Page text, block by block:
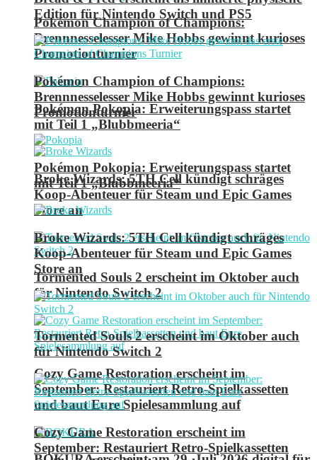
Pokémon Champion of Champions:
Brennnesselesser Mike Hobbs gewinnt kurioses
Promotionturnier
Pokémon Pokopia: Erweiterungspass startet
mit Teil 1 „Blubbmeeria“
Broke Wizards: 5TH Cell kündigt schräges
Koop-Abenteuer für Steam und Epic Games
Store an
Tormented Souls 2 erscheint im Oktober auch
für Nintendo Switch 2
Cozy Game Restoration erscheint im
September: Restauriert Retro-Spielkassetten
und baut Eure Spielesammlung auf
Edition für Nintendo Switch und PS5
Pokémon Champion of Champions:
Brennnesselesser Mike Hobbs gewinnt kurioses
Promotionturnier
Pokémon Pokopia: Erweiterungspass startet
mit Teil 1 „Blubbmeeria“
Broke Wizards: 5TH Cell kündigt schräges
Koop-Abenteuer für Steam und Epic Games
Store an
Tormented Souls 2 erscheint im Oktober auch
für Nintendo Switch 2
Cozy Game Restoration erscheint im
September: Restauriert Retro-Spielkassetten